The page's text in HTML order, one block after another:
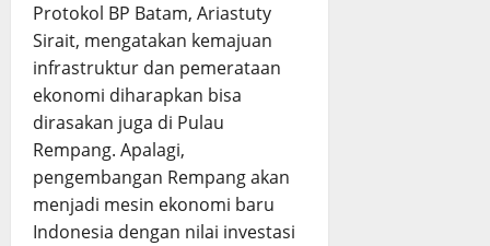
Protokol BP Batam, Ariastuty
Sirait, mengatakan kemajuan
infrastruktur dan pemerataan
ekonomi diharapkan bisa
dirasakan juga di Pulau
Rempang. Apalagi,
pengembangan Rempang akan
menjadi mesin ekonomi baru
Indonesia dengan nilai investasi